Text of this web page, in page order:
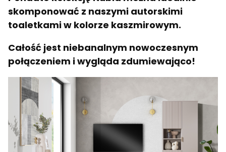
skomponować z naszymi autorskimi
toaletkami w kolorze kaszmirowym.
Całość jest niebanalnym nowoczesnym
połączeniem i wygląda zdumiewająco!